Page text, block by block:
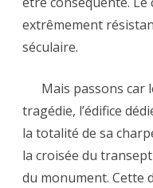
extrêmement
séculaire.
Mais passons car
tragédie, l’édifice
la totalité de sa
la croisée du
du monument. Cette